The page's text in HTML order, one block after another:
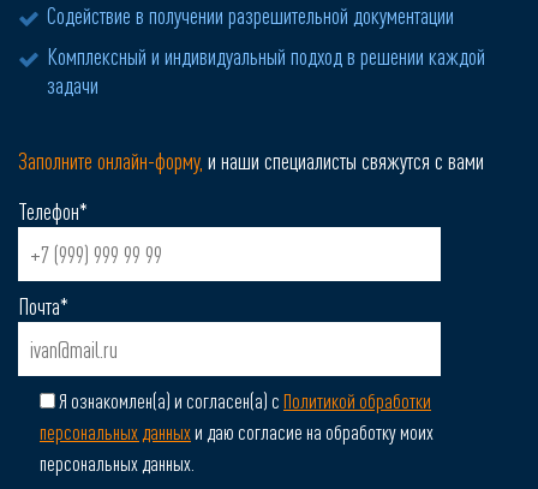
Содействие в получении разрешительной документации
Комплексный и индивидуальный подход в решении каждой
задачи
Заполните онлайн-форму, и наши специалисты свяжутся с вами
Телефон*
Почта*
Я ознакомлен(а) и согласен(а) сПолитикой обработки
персональных данныхи даю согласие на обработку моих
персональных данных.